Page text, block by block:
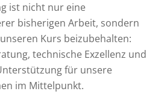
ist nicht nur eine
bisherigen Arbeit, sondern
Kurs beizubehalten:
technische Exzellenz und
für unsere
im Mittelpunkt.